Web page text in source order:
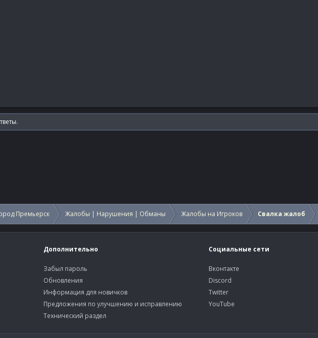
Премьерск Жалобы | Нарушения | Обманы Жалобы на Игроков Свалка жалоб
Дополнительно
Забыл пароль
Обновления
Информация для новичков
Предложения по улучшению и исправлению
Технический раздел
Социальные сети
Вконтакте
Discord
Twitter
YouTube